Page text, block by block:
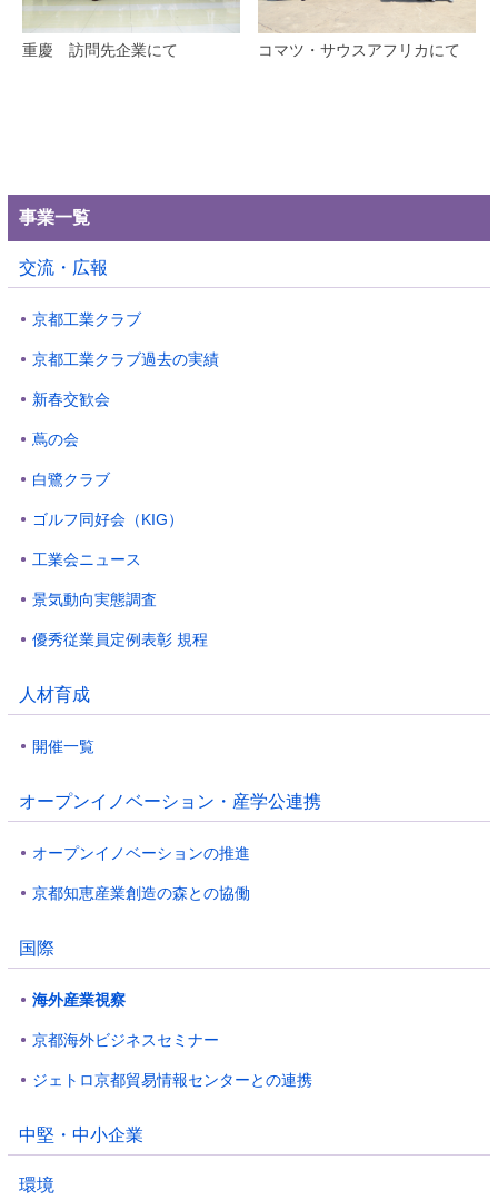
重慶 訪問先企業にて コマツ・サウスアフリカにて
事業一覧
交流・広報
京都工業クラブ
京都工業クラブ過去の実績
新春交歓会
蔦の会
白鷺クラブ
ゴルフ同好会（KIG）
工業会ニュース
景気動向実態調査
優秀従業員定例表彰 規程
人材育成
開催一覧
オープンイノベーション・産学公連携
オープンイノベーションの推進
京都知恵産業創造の森との協働
国際
海外産業視察
京都海外ビジネスセミナー
ジェトロ京都貿易情報センターとの連携
中堅・中小企業
環境